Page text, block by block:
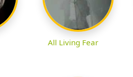
All Living Fear